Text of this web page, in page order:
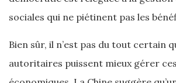
sociales qui ne piétinent pas les
Bien sûr, il n’est pas du tout certain
autoritaires puissent mieux gérer